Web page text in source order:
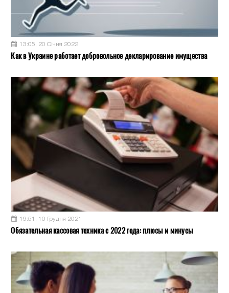
13:05, 20 Січня 2022
Как в Украине работает добровольное декларирование имущества
19:51, 10 Грудня 2021
Обязательная кассовая техника с 2022 года: плюсы и минусы